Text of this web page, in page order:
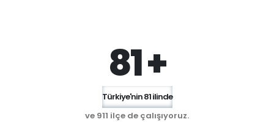
81 +
Türkiye'nin 81 ilinde
ve 911 ilçe de çalışıyoruz.